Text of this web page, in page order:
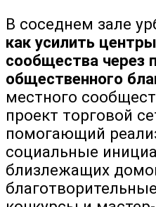
В соседнем зале
как усилить
сообщества через
общественного
местного
проект торговой
помогающий
социальные
близлежащих